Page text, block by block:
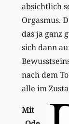
absichtlich
Orgasmus.
das ja ganz
sich dann
nach dem
alle im
Mit